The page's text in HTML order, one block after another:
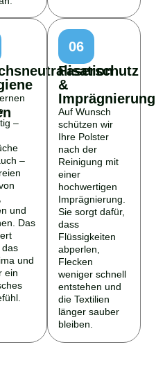
–
–
und
Das
und
ein
06
Faserschutz
&
Imprägnierung
Auf Wunsch
schützen wir
Ihre Polster
nach der
Reinigung mit
einer
hochwertigen
Imprägnierung.
Sie sorgt dafür,
dass
Flüssigkeiten
abperlen,
Flecken
weniger schnell
entstehen und
die Textilien
länger sauber
bleiben.